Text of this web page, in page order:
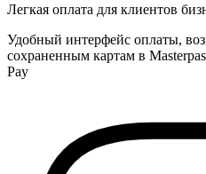
Легкая оплата для клиентов
Удобный интерфейс оплаты,
сохраненным картам в
Pay